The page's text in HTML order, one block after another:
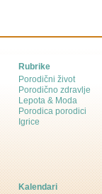
Rubrike
Porodični život
Porodično zdravlje
Lepota & Moda
Porodica porodici
Igrice
Kalendari